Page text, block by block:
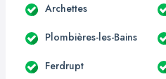
Archettes
Plombières-les-Bains
Ferdrupt